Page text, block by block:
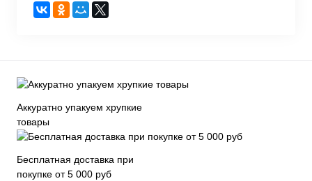
Аккуратно упакуем хрупкие
товары
Бесплатная доставка при
покупке от 5 000 руб